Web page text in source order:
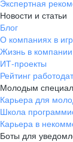
Экспертная
Новости и статьи
Блог
О компаниях в
Жизнь в компании
ИТ-проекты
Рейтинг
Молодым
Карьера для
Школа
Карьера в
Боты для